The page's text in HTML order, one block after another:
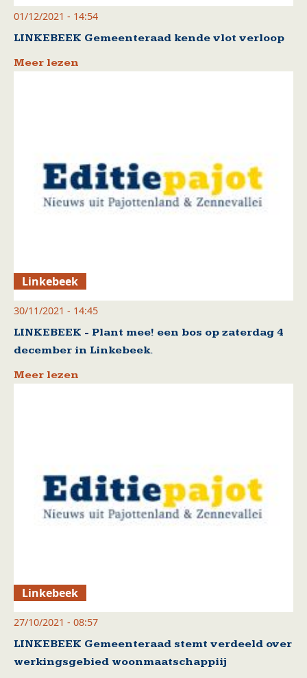
01/12/2021 - 14:54
LINKEBEEK Gemeenteraad kende vlot verloop
Meer lezen
Linkebeek
30/11/2021 - 14:45
LINKEBEEK - Plant mee! een bos op zaterdag 4
december in Linkebeek.
Meer lezen
Linkebeek
27/10/2021 - 08:57
LINKEBEEK Gemeenteraad stemt verdeeld over
werkingsgebied woonmaatschappiij